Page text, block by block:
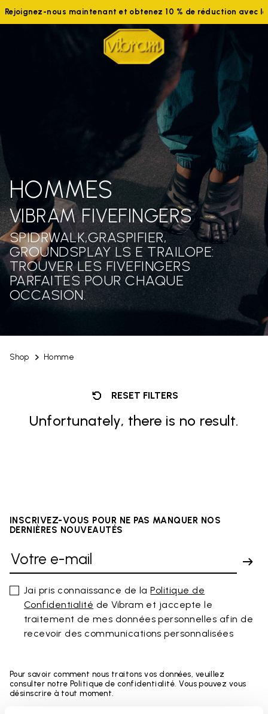
Rejoignez-nous maintenant et obtenez 10 % de réduction avec le
Shop Homme
HOMMES
VIBRAM FIVEFINGERS
SPIDRWALK,GRASPIFIER,
GROUNDSPLAY LS E TRAILOPE:
TROUVER LES FIVEFINGERS
PARFAITES POUR CHAQUE
OCCASION.
RESET FILTERS
Unfortunately, there is no result.
INSCRIVEZ-VOUS POUR NE PAS MANQUER NOS
DERNIÈRES NOUVEAUTÉS
Jai pris connaissance de laPolitique de
Confidentialité de Vibram et jaccepte le
traitement de mes données personnelles afin de
recevoir des communications personnalisées
Pour savoir comment nous traitons vos données, veuillez
consulter notre Politique de confidentialité. Vous pouvez vous
désinscrire à tout moment.